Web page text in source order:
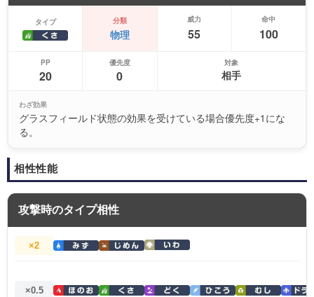
タイプ 分類
物理
威力
55
命中
100
PP
20
優先度
0
対象
相手
わざ効果
グラスフィールド状態の効果を受けている場合優先度+1にな
る。
相性性能
攻撃時のタイプ相性
×2
×0.5